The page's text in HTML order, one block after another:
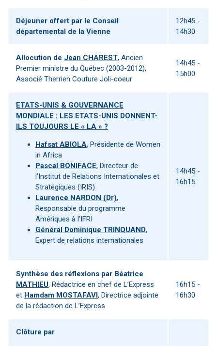
Déjeuner offert par le Conseil
départemental de la Vienne
12h45 -
14h30
Allocution de Jean CHAREST, Ancien
Premier ministre du Québec (2003-2012),
Associé Therrien Couture Joli-coeur
14h45 -
15h00
ETATS-UNIS & GOUVERNANCE
MONDIALE : LES ETATS-UNIS DONNENT-
ILS TOUJOURS LE « LA » ?
Hafsat ABIOLA, Présidente de Women
in Africa
Pascal BONIFACE, Directeur de
l’Institut de Relations Internationales et
Stratégiques (IRIS)
Laurence NARDON (Dr),
Responsable du programme
Amériques à l'IFRI
Général Dominique TRINQUAND,
Expert de relations internationales
14h45 -
16h15
Synthèse des réflexions par Béatrice
MATHIEU, Rédactrice en chef de L’Express
et Hamdam MOSTAFAVI, Directrice adjointe
de la rédaction de L’Express
16h15 -
16h30
Clôture par